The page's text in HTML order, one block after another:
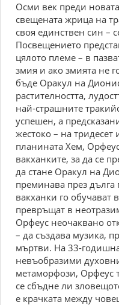
Осми век преди
свещената жрица на
своя единствен син –
Посвещението
цялото племе – в
змия и ако змията не
бъде Оракул на
растителността,
най-страшните
успешен, а
жестоко – на
планината Хем,
вакханките, за да се
да стане Оракул на
преминава през
вакханки го обучават
превръщат в
Орфеус неочаквано
– да създава музика,
мъртви. На 33-
невъобразими
метаморфози, Орфеус
се сбъдне ли
е крачката между